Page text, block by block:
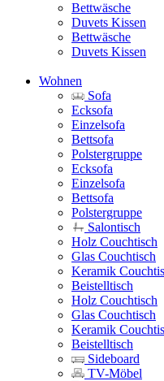
Bettwäsche
Duvets Kissen
Bettwäsche
Duvets Kissen
Wohnen
Sofa
Ecksofa
Einzelsofa
Bettsofa
Polstergruppe
Ecksofa
Einzelsofa
Bettsofa
Polstergruppe
Salontisch
Holz Couchtisch
Glas Couchtisch
Keramik
Beistelltisch
Holz Couchtisch
Glas Couchtisch
Keramik
Beistelltisch
Sideboard
TV-Möbel